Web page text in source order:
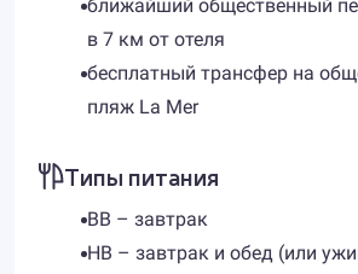
ближайший общественный
в 7 км от отеля
бесплатный трансфер на
пляж La Mer
Типы питания
BB – завтрак
HB – завтрак и обед (или